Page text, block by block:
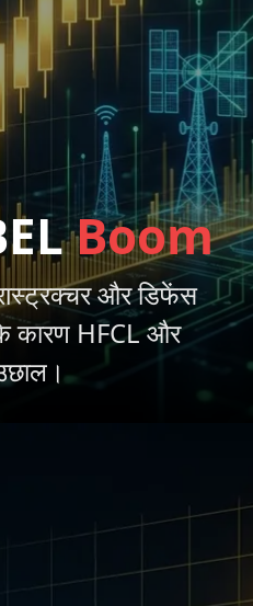
Boom
और डिफेंस
कारण HFCL और